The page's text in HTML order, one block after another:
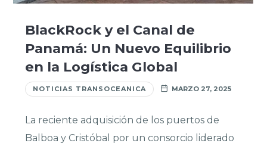
BlackRock y el Canal de
Panamá: Un Nuevo Equilibrio
en la Logística Global
NOTICIAS TRANSOCEANICA MARZO 27, 2025
La reciente adquisición de los puertos de
Balboa y Cristóbal por un consorcio liderado